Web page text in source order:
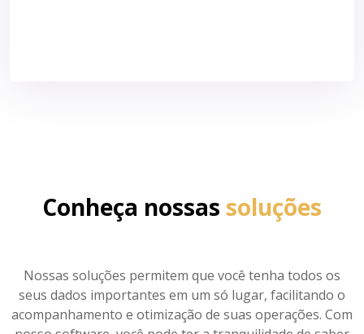
Conheça nossas soluções
Nossas soluções permitem que você tenha todos os
seus dados importantes em um só lugar, facilitando o
acompanhamento e otimização de suas operações. Com